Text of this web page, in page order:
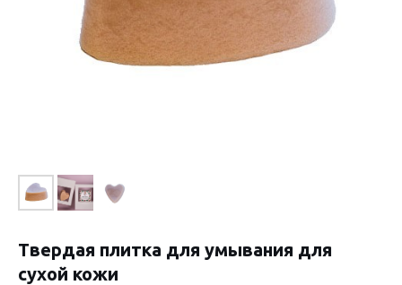
Твердая плитка для умывания для
сухой кожи